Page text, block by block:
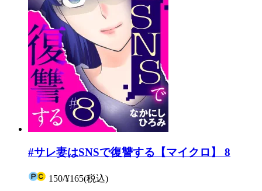
#サレ妻はSNSで復讐する【マイクロ】 8
150/¥165(税込)